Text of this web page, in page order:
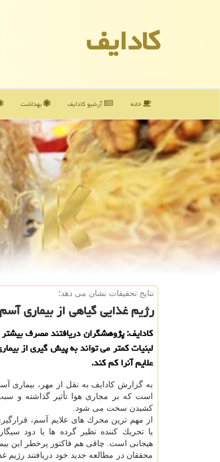
كادایف
خانه آرشیو كادایف بهداشت
نتایج تحقیقات نشان می دهد؛
رژیم غذایی گیاهی از بیماری
كادایف: پژوهشگران دریافتند مصرف
لبنیات كمتر می تواند به پیش گیری از
علایم آنرا كم كند.
به گزارش كادایف به نقل از مهر، بیماری
است كه بر مجاری هوا تأثیر گذاشته
كشیدن سخت می شود.
از مهم ترین محرك های علایم آسم،
یا تحریك كننده نظیر گرده ها یا دود
هیجانی است. چاقی هم فاكتور پرخطر این
محققان در مطالعه جدید خود دریافتند رژیم